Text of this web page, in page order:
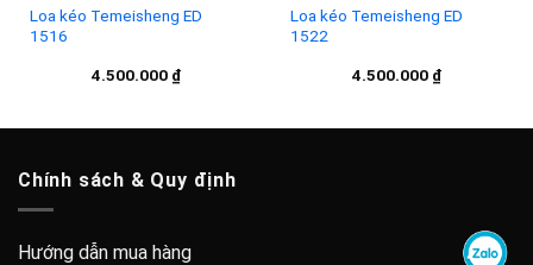
Loa kéo Temeisheng ED
1516
4.500.000 ₫
Loa kéo Temeisheng ED
1522
4.500.000 ₫
Chính sách & Quy định
Hướng dẫn mua hàng